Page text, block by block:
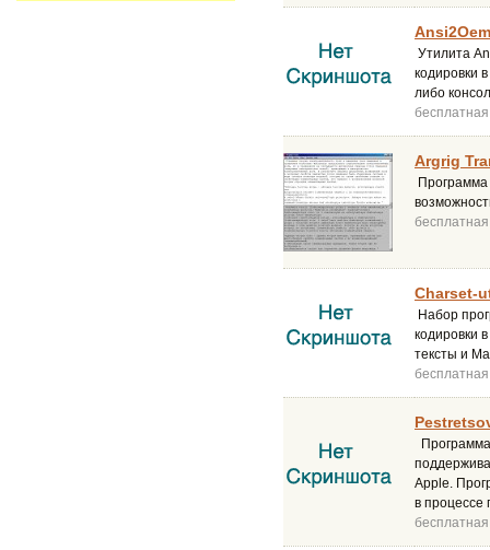
Утилита
кодировки
либо
бесплатная
Argrig
Программа
бесплатная
Сharset-
Набор
кодировки
тексты и
бесплатная
Apple.
в процессе
бесплатная